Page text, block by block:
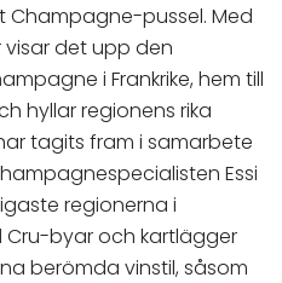
Champagne-pussel. Med
det upp den
i Frankrike, hem till
hyllar regionens rika
tagits fram i samarbete
Essi
regionerna i
Cru-byar och kartlägger
berömda vinstil, såsom